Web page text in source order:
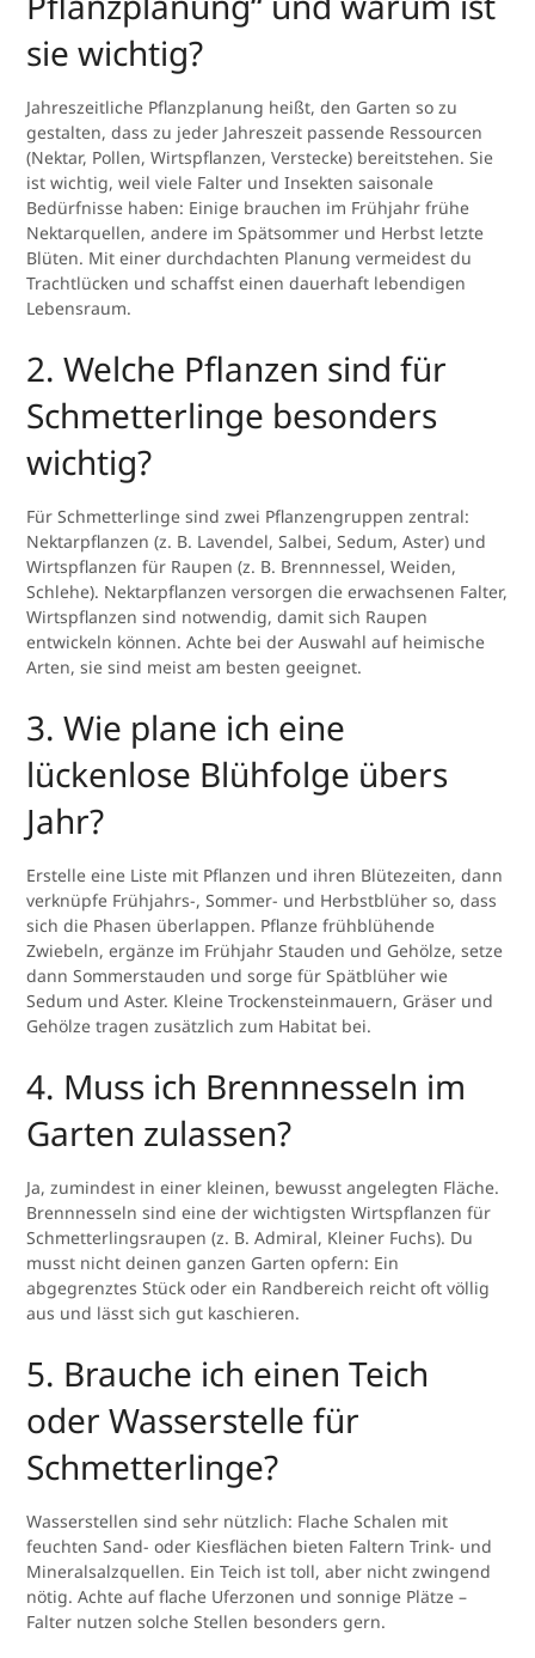
sie wichtig?
Jahreszeitliche Pflanzplanung heißt, den Garten so zu
gestalten, dass zu jeder Jahreszeit passende Ressourcen
(Nektar, Pollen, Wirtspflanzen, Verstecke) bereitstehen. Sie
ist wichtig, weil viele Falter und Insekten saisonale
Bedürfnisse haben: Einige brauchen im Frühjahr frühe
Nektarquellen, andere im Spätsommer und Herbst letzte
Blüten. Mit einer durchdachten Planung vermeidest du
Trachtlücken und schaffst einen dauerhaft lebendigen
Lebensraum.
2. Welche Pflanzen sind für
Schmetterlinge besonders
wichtig?
Für Schmetterlinge sind zwei Pflanzengruppen zentral:
Nektarpflanzen (z. B. Lavendel, Salbei, Sedum, Aster) und
Wirtspflanzen für Raupen (z. B. Brennnessel, Weiden,
Schlehe). Nektarpflanzen versorgen die erwachsenen Falter,
Wirtspflanzen sind notwendig, damit sich Raupen
entwickeln können. Achte bei der Auswahl auf heimische
Arten, sie sind meist am besten geeignet.
3. Wie plane ich eine
lückenlose Blühfolge übers
Jahr?
Erstelle eine Liste mit Pflanzen und ihren Blütezeiten, dann
verknüpfe Frühjahrs-, Sommer- und Herbstblüher so, dass
sich die Phasen überlappen. Pflanze frühblühende
Zwiebeln, ergänze im Frühjahr Stauden und Gehölze, setze
dann Sommerstauden und sorge für Spätblüher wie
Sedum und Aster. Kleine Trockensteinmauern, Gräser und
Gehölze tragen zusätzlich zum Habitat bei.
4. Muss ich Brennnesseln im
Garten zulassen?
Ja, zumindest in einer kleinen, bewusst angelegten Fläche.
Brennnesseln sind eine der wichtigsten Wirtspflanzen für
Schmetterlingsraupen (z. B. Admiral, Kleiner Fuchs). Du
musst nicht deinen ganzen Garten opfern: Ein
abgegrenztes Stück oder ein Randbereich reicht oft völlig
aus und lässt sich gut kaschieren.
5. Brauche ich einen Teich
oder Wasserstelle für
Schmetterlinge?
Wasserstellen sind sehr nützlich: Flache Schalen mit
feuchten Sand- oder Kiesflächen bieten Faltern Trink- und
Mineralsalzquellen. Ein Teich ist toll, aber nicht zwingend
nötig. Achte auf flache Uferzonen und sonnige Plätze –
Falter nutzen solche Stellen besonders gern.